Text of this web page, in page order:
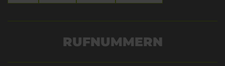
RUFNUMMERN